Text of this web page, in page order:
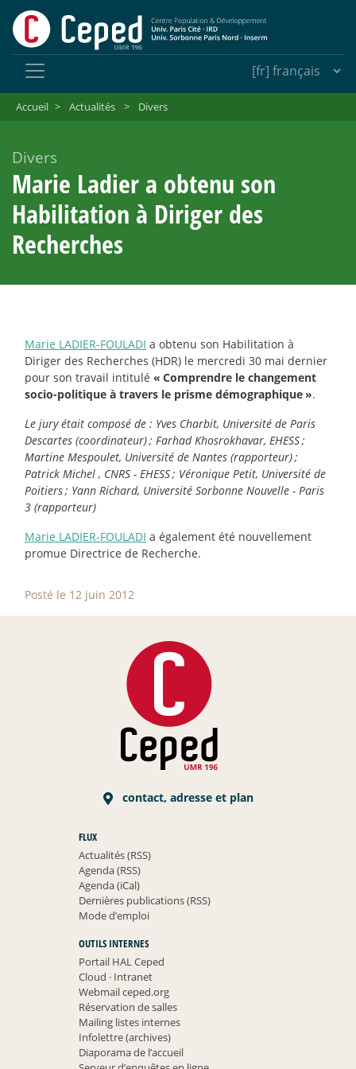
Accueil > Actualités > Divers
Divers
Marie Ladier a obtenu son
Habilitation à Diriger des
Recherches
Marie LADIER-FOULADI a obtenu son Habilitation à
Diriger des Recherches (HDR) le mercredi 30 mai dernier
pour son travail intitulé « Comprendre le changement
socio-politique à travers le prisme démographique».
Le jury était composé de : Yves Charbit, Université de Paris
Descartes (coordinateur); Farhad Khosrokhavar, EHESS;
Martine Mespoulet, Université de Nantes (rapporteur);
Patrick Michel , CNRS - EHESS; Véronique Petit, Université de
Poitiers; Yann Richard, Université Sorbonne Nouvelle - Paris
3 (rapporteur)
Marie LADIER-FOULADI a également été nouvellement
promue Directrice de Recherche.
Posté le 12 juin 2012
contact, adresse et plan
FLUX
Actualités (RSS)
Agenda (RSS)
Agenda (iCal)
Dernières publications (RSS)
Mode d’emploi
OUTILS INTERNES
Portail HAL Ceped
Cloud ·Intranet
Webmail ceped.org
Réservation de salles
Mailing listes internes
Infolettre (archives)
Diaporama de l’accueil